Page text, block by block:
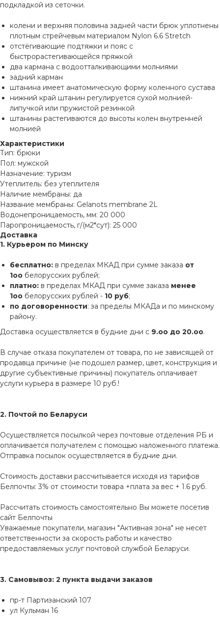
подкладкой из сеточки.
колени и верхняя половина задней части брюк уплотнены
плотным стрейчевым материалом Nylon 6.6 Stretch
отстёгивающие подтяжки и пояс с
быстрорастегивающейся пряжкой
два кармана с водоотталкивающими молниями
задний карман
штанина имеет анатомическую форму коленного сустава
нижний край штанин регулируется сухой молнией-
липучкой или пружистой резинкой
штанины растегиваются до высоты колен внутренней
молнией
Характеристики
Тип: брюки
Пол: мужской
Назначение: туризм
Утеплитель: без утеплителя
Наличие мембраны: да
Название мембраны: Gelanots membrane 2L
Водонепроницаемость, мм: 20 000
Паропроницаемость, г/(м2*сут): 25 000
Доставка
1. Курьером по Минску
бесплатно: в пределах МКАД при сумме заказа от
1оо белорусских рублей;
платно: в пределах МКАД при сумме заказа менее
1оо белорусских рублей - 10 руб;
по договоренности: за пределы МКАДа и по минскому
району.
Доставка осуществляется в будние дни с 9.оо до 20.оо.
В случае отказа покупателем от товара, по не зависящей от
продавца причине (не подошел размер, цвет, конструкция и
другие субъективные причины) покупатель оплачивает
услуги курьера в размере 10 руб.!
2. Почтой по Беларуси
Осуществляется посылкой через почтовые отделения РБ и
оплачивается получателем с помощью наложенного платежа.
Отправка посылок осуществляется в будние дни.
Стоимость доставки рассчитывается исходя из тарифов
Белпочты: 3% от стоимости товара +плата за вес + 1.6 руб.
Рассчитать стоимость самостоятельно Вы можете посетив
сайт Белпочты
Уважаемые покупатели, магазин "Активная зона" не несет
ответственности за скорость работы и качество
предоставляемых услуг почтовой службой Беларуси.
3. Самовывоз: 2 пункта выдачи заказов
пр-т Партизанский 107
ул Кульман 16